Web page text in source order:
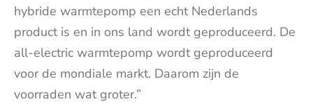
hybride warmtepomp een echt Nederlands
product is en in ons land wordt geproduceerd. De
all-electric warmtepomp wordt geproduceerd
voor de mondiale markt. Daarom zijn de
voorraden wat groter.”